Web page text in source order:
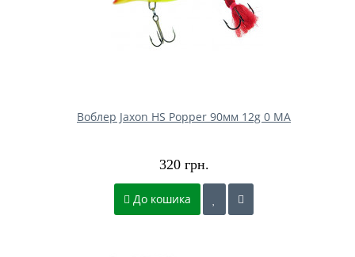
Воблер Jaxon HS Popper 90мм 12g 0 MA
320 грн.
До кошика